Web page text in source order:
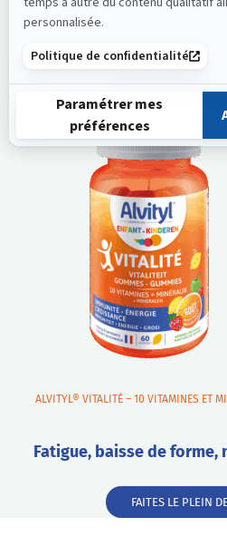
FAITES LE PLEIN
ALVITYL® VITALITÉ – 10 VITAMINES ET
Fatigue, baisse de forme,
FAITES LE PLEIN